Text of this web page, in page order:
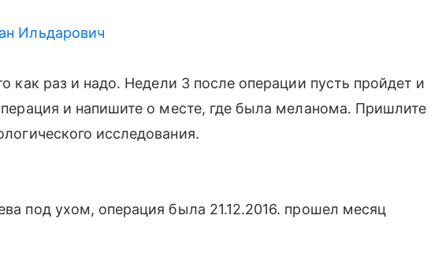
Ильдарович
как раз и надо. Недели 3 после операции пусть пройдет и
и напишите о месте, где была меланома. Пришлите
исследования.
под ухом, операция была 21.12.2016. прошел месяц